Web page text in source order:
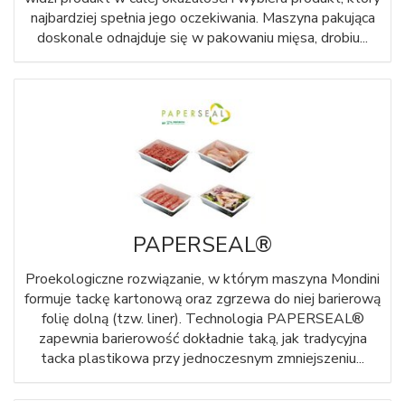
najbardziej spełnia jego oczekiwania. Maszyna pakująca
doskonale odnajduje się w pakowaniu mięsa, drobiu...
PAPERSEAL®
Proekologiczne rozwiązanie, w którym maszyna Mondini
formuje tackę kartonową oraz zgrzewa do niej barierową
folię dolną (tzw. liner). Technologia PAPERSEAL®
zapewnia barierowość dokładnie taką, jak tradycyjna
tacka plastikowa przy jednoczesnym zmniejszeniu...